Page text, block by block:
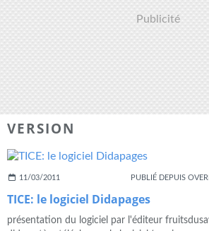
Publicité
VERSION
11/03/2011 PUBLIÉ DEPUIS
TICE: le logiciel Didapages
présentation du logiciel par l'éditeur